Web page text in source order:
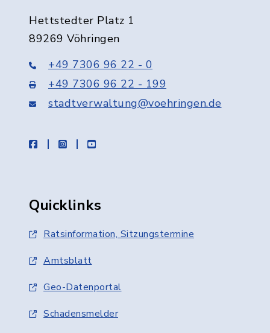
Hettstedter Platz 1
89269 Vöhringen
+49 7306 96 22 - 0
+49 7306 96 22 - 199
stadtverwaltung@voehringen.de
facebookinstagramyoutube
Quicklinks
Ratsinformation, Sitzungstermine
Amtsblatt
Geo-Datenportal
Schadensmelder